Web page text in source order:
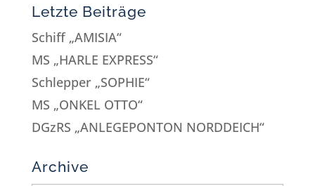
Letzte Beiträge
Schiff „AMISIA“
MS „HARLE EXPRESS“
Schlepper „SOPHIE“
MS „ONKEL OTTO“
DGzRS „ANLEGEPONTON NORDDEICH“
Archive